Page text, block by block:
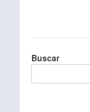
Buscar